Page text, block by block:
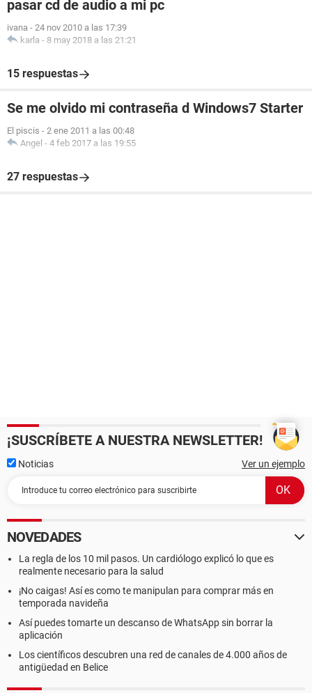
pasar cd de audio a mi pc
ivana - 24 nov 2010 a las 17:39
karla - 8 may 2018 a las 21:21
15 respuestas
Se me olvido mi contraseña d Windows7 Starter
El piscis - 2 ene 2011 a las 00:48
Angel - 4 feb 2017 a las 19:55
27 respuestas
¡SUSCRÍBETE A NUESTRA NEWSLETTER!
Noticias Ver un ejemplo
NOVEDADES
La regla de los 10 mil pasos. Un cardiólogo explicó lo que es
realmente necesario para la salud
¡No caigas! Así es como te manipulan para comprar más en
temporada navideña
Así puedes tomarte un descanso de WhatsApp sin borrar la
aplicación
Los científicos descubren una red de canales de 4.000 años de
antigüedad en Belice